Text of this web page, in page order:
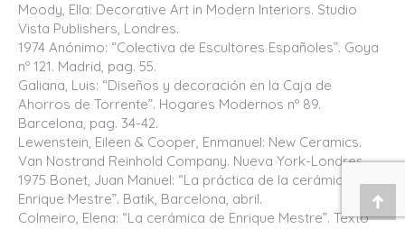
Moody, Ella: Decorative Art in Modern Interiors. Studio
Vista Publishers, Londres.
1974 Anónimo: “Colectiva de Escultores Españoles”. Goya
nº 121. Madrid, pag. 55.
Galiana, Luis: “Diseños y decoración en la Caja de
Ahorros de Torrente”. Hogares Modernos nº 89.
Barcelona, pag. 34-42.
Lewenstein, Eileen & Cooper, Enmanuel: New Ceramics.
Van Nostrand Reinhold Company. Nueva York-Londres.
1975 Bonet, Juan Manuel: “La práctica de la cerámica en
Enrique Mestre”. Batik, Barcelona, abril.
Colmeiro, Elena: “La cerámica de Enrique Mestre”. Texto Ir